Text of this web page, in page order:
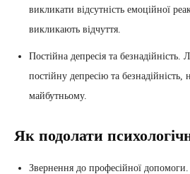
викликати відсутність емоційної
викликають відчуття.
Постійна депресія та
постійну депресію та безнадійність,
майбутньому.
Як подолати
Звернення до професійної